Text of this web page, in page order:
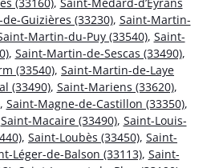
Guizières (33230), Saint-Martin-
Martin-du-Puy (33540), Saint-
, Saint-Martin-de-Sescas (33490),
(33540), Saint-Martin-de-Laye
(33490), Saint-Mariens (33620),
, Saint-Magne-de-Castillon (33350),
Saint-Macaire (33490), Saint-Louis-
, Saint-Loubès (33450), Saint-
Léger-de-Balson (33113), Saint-